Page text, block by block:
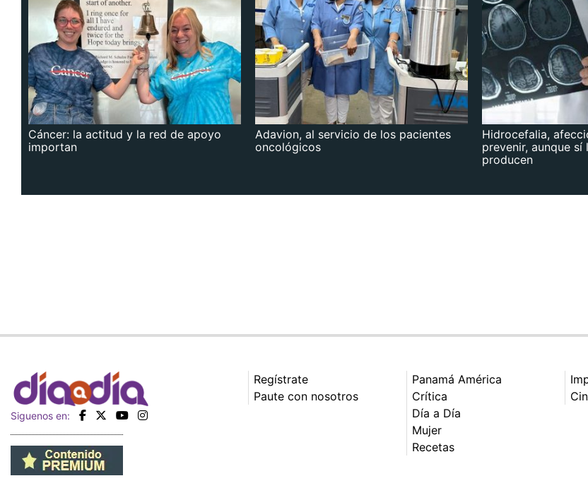
Cáncer: la actitud y la red de apoyo
importan
Adavion, al servicio de los pacientes
oncológicos
Hidrocefalia,
prevenir, aunque sí
producen
Siguenos en:
Regístrate
Paute con nosotros
Panamá América
Crítica
Día a Día
Mujer
Recetas